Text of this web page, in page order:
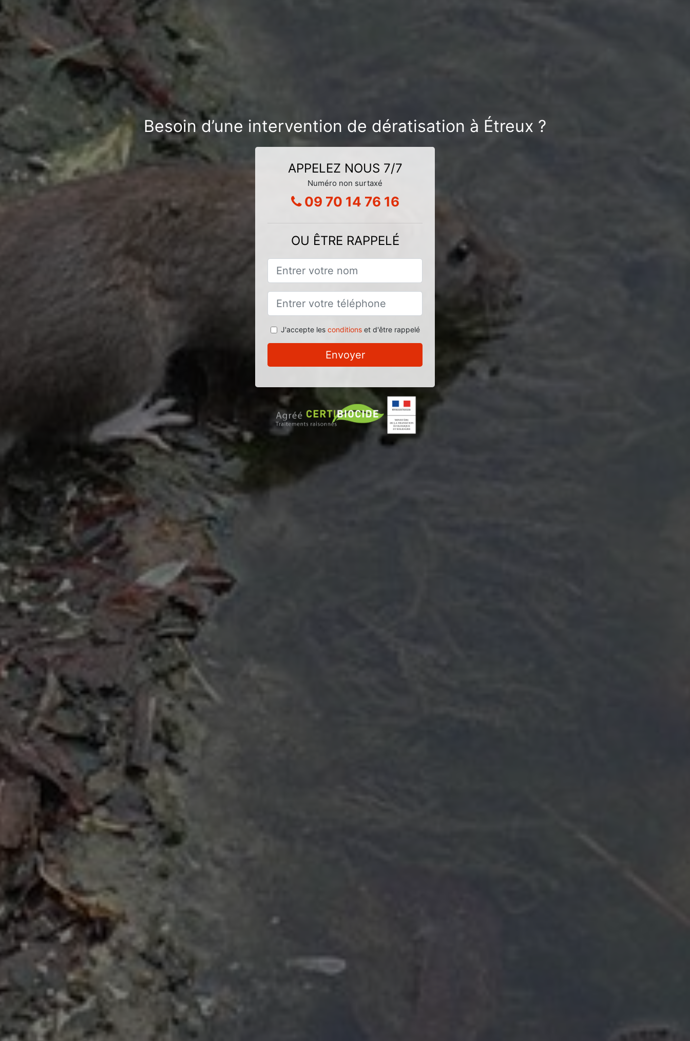
Besoin d’une intervention de dératisation à Étreux ?
APPELEZ NOUS 7/7
Numéro non surtaxé
09 70 14 76 16
OU ÊTRE RAPPELÉ
J'accepte les conditionset d'être rappelé
Envoyer